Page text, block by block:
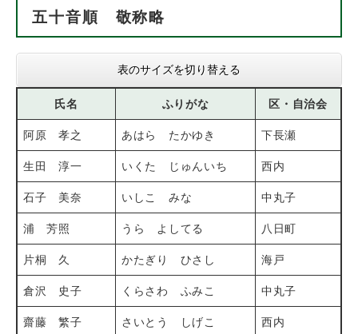
五十音順 敬称略
表のサイズを切り替える
氏名 ふりがな 区・自治会
阿原 孝之 あはら たかゆき 下長瀬
生田 淳一 いくた じゅんいち 西内
石子 美奈 いしこ みな 中丸子
浦 芳照 うら よしてる 八日町
片桐 久 かたぎり ひさし 海戸
倉沢 史子 くらさわ ふみこ 中丸子
齋藤 繁子 さいとう しげこ 西内